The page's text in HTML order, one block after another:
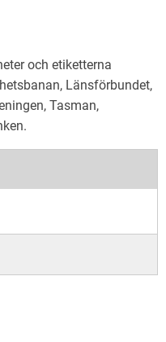
och etiketterna
, Länsförbundet,
, Tasman,
.